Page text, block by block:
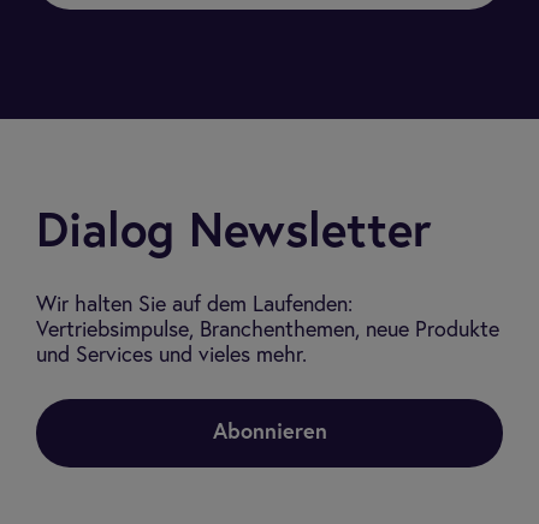
Dialog Newsletter
Wir halten Sie auf dem Laufenden:
Vertriebsimpulse, Branchenthemen, neue Produkte
und Services und vieles mehr.
Abonnieren